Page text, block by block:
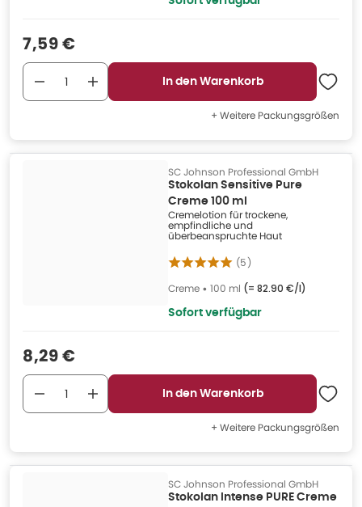
Verkaufspreis
7,59 €
In den Warenkorb
+ Weitere Packungsgrößen
SC Johnson Professional GmbH
Stokolan Sensitive Pure
Creme 100 ml
Cremelotion für trockene,
empfindliche und
überbeanspruchte Haut
(5)
Creme • 100 ml (= 82.90 €/l)
Sofort verfügbar
Verkaufspreis
8,29 €
In den Warenkorb
+ Weitere Packungsgrößen
SC Johnson Professional GmbH
Stokolan Intense PURE Creme